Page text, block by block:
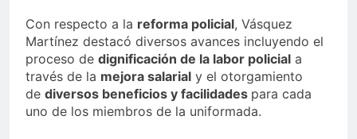
Con respecto a la reforma policial, Vásquez
Martínez destacó diversos avances incluyendo el
proceso de dignificación de la labor policial a
través de la mejora salarial y el otorgamiento
de diversos beneficios y facilidades para cada
uno de los miembros de la uniformada.